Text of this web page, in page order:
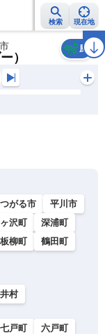
検索 現在地
報 2週間天気 ラ
）
風
つがる市
平川市
沢町
深浦町
板柳町
鶴田町
村
七戸町
六戸町